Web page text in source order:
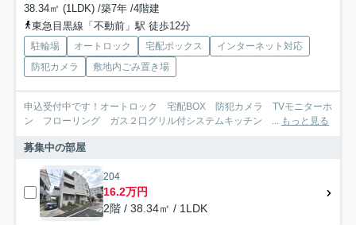
38.34㎡ (1LDK) /築7年 /4階建
東急目黒線「不動前」駅 徒歩12分
駐輪場 オートロック 宅配ボックス
インターネット対応
防犯カメラ
敷地内ごみ置き場
申込受付中です！オートロック 宅配BOX 防犯カメラ TVモニターホ
ン フローリング ガス２口グリル付システムキッチン ... もっと見る
募集中の部屋
204
16.2万円
2階 / 38.34㎡ / 1LDK